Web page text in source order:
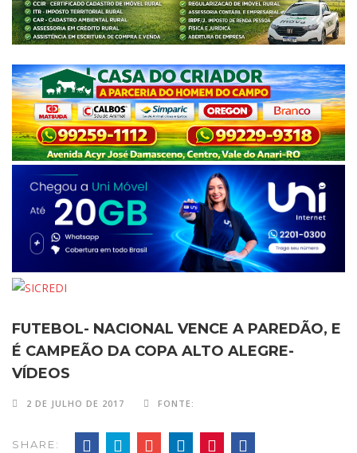
FUTEBOL- NACIONAL VENCE A PAREDÃO, E
É CAMPEÃO DA COPA ALTO ALEGRE-
VÍDEOS
2 DE JULHO DE 2017 FONTE:
SHARE: